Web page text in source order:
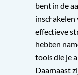
bent in de
inschakelen
effectieve
hebben
tools die je
Daarnaast